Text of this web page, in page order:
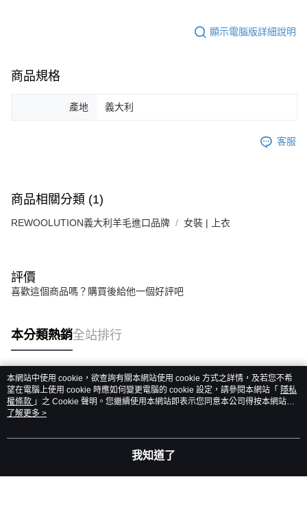
顯示電腦版詳細說明
商品規格
產地 義大利
客服
商品相關分類 (1)
REWOOLUTION義大利羊毛進口品牌 女裝 | 上衣
評價
喜歡這個商品嗎？購買後給他一個好評吧
本分類熱銷全站排行
熱門標籤
本網站中使用 cookie，欲查詢有關本網站使用 cookie 方式之詳情，及若您不希
望在電腦上使用 cookie 時應如何變更電腦的 cookie 設定，請參閱本網站「 隱私
權條款 」之 Cookie 聲明。您繼續使用本網站即表示您同意本公司得按本網站使
用條款之 Cookie 聲明使用 cookie。
了解更多 >
我知道了